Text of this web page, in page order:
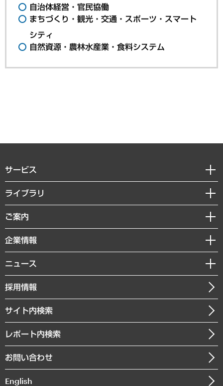
自治体経営・官民協働
まちづくり・観光・交通・スポーツ・スマート
シティ
自然資源・農林水産業・食料システム
サービス
経営戦略
組織・人事戦略
デジタルイノベーション
共生・ダイバーシティ
GRC（ガバナンス・リスク・コンプライアンス）・防災（政策）
経済・産業・雇用・労働
まちづくり・観光・交通・スポーツ・スマートシティ
自然資源・農林水産業・食料システム
ライブラリ
経済調査
レポート
コラム
経営用語集
受託・受注実績（官公庁関連）
メディア掲載・出演
ご案内
セミナー・イベント情報
MUFGビジネスセミナー
受託案件情報
企業情報
私たちの想い
社長メッセージ
会社概要
沿革
組織図・本部部室紹介
インドネシア現地法人
ニュース
ニュースリリース
お知らせ
採用情報
サイト内検索
レポート内検索
お問い合わせ
English